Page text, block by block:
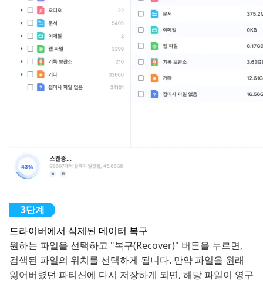
드라이버에서 삭제된 데이터 복구
원하는 파일을 선택하고 "복구(Recover)" 버튼을 누르면,
검색된 파일의 위치를 ​​선택하게 됩니다. 만약 파일을 원래
잃어버렸던 파티션에 다시 저장하게 되면, 해당 파일이 영구